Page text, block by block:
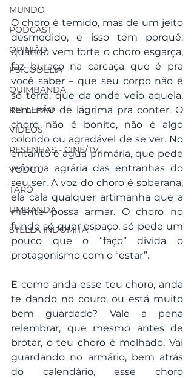
MUNDO
PODCAST
OPINIÃO
PSICODELIA
QUIMBANDA
REFLEXÃO
VÍDEOS
RESENHAS - CINE/TV
VODOU
TARÔ
UMBANDA
STELLA INDOMITA
O choro é temido, mas de um jeito
desmedido, e isso tem porquê:
quando vem forte o choro esgarça,
faz buraco na carcaça que é pra
você saber – que seu corpo não é
só terra, que da onde veio aquela,
tem mar de lágrima pra conter. O
choro não é bonito, não é algo
colorido ou agradável de se ver. No
entanto é água primária, que pede
reforma agrária das entranhas do
seu ser. A voz do choro é soberana,
ela cala qualquer artimanha que a
mente possa armar. O choro no
fundo só quer espaço, só pede um
pouco que o “faço” divida o
protagonismo com o “estar”.
E como anda esse teu choro, anda
te dando no couro, ou está muito
bem guardado? Vale a pena
relembrar, que mesmo antes de
brotar, o teu choro é molhado. Vai
guardando no armário, bem atrás
do calendário, esse choro